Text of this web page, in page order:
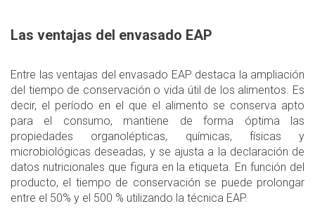
Las ventajas del envasado EAP
Entre las ventajas del envasado EAP destaca la ampliación
del tiempo de conservación o vida útil de los alimentos. Es
decir, el período en el que el alimento se conserva apto
para el consumo, mantiene de forma óptima las
propiedades organolépticas, químicas, físicas y
microbiológicas deseadas, y se ajusta a la declaración de
datos nutricionales que figura en la etiqueta. En función del
producto, el tiempo de conservación se puede prolongar
entre el 50% y el 500 % utilizando la técnica EAP.